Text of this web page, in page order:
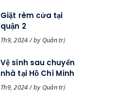
Giặt rèm cửa tại
quận 2
Th9, 2024 / by Quản trị
Vệ sinh sau chuyển
nhà tại Hồ Chí Minh
Th9, 2024 / by Quản trị